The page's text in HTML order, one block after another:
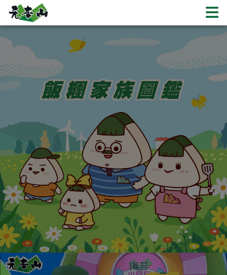
飯糰家族圖鑑 | 元本山